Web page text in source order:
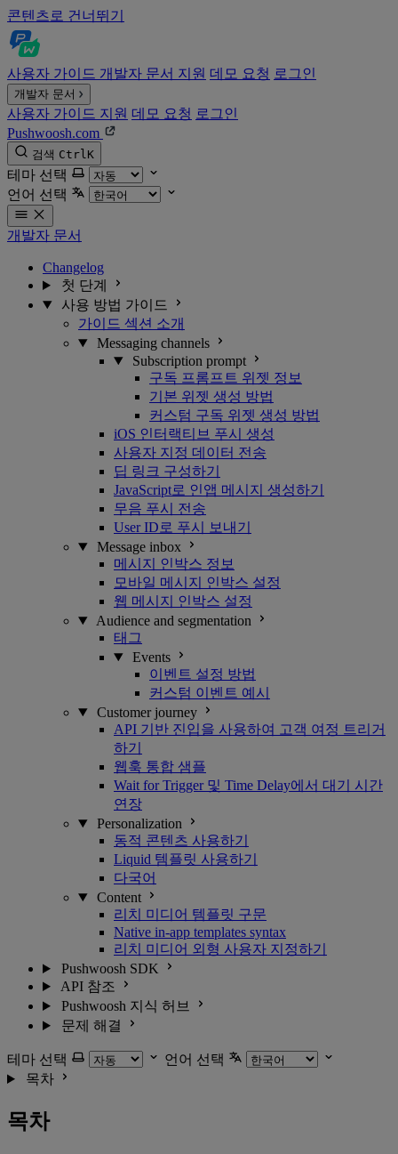
콘텐츠로 건너뛰기
사용자 가이드 개발자 문서 지원 데모 요청 로그인
개발자 문서
사용자 가이드 지원 데모 요청 로그인
Pushwoosh.com
검색 CtrlK
테마 선택
언어 선택
개발자 문서
Changelog
첫 단계
사용 방법 가이드
가이드 섹션 소개
Messaging channels
Subscription prompt
구독 프롬프트 위젯 정보
기본 위젯 생성 방법
커스텀 구독 위젯 생성 방법
iOS 인터랙티브 푸시 생성
사용자 지정 데이터 전송
딥 링크 구성하기
JavaScript로 인앱 메시지 생성하기
무음 푸시 전송
User ID로 푸시 보내기
Message inbox
메시지 인박스 정보
모바일 메시지 인박스 설정
웹 메시지 인박스 설정
Audience and segmentation
태그
Events
이벤트 설정 방법
커스텀 이벤트 예시
Customer journey
API 기반 진입을 사용하여 고객 여정 트리거
하기
웹훅 통합 샘플
Wait for Trigger 및 Time Delay에서 대기 시간
연장
Personalization
동적 콘텐츠 사용하기
Liquid 템플릿 사용하기
다국어
Content
리치 미디어 템플릿 구문
Native in-app templates syntax
리치 미디어 외형 사용자 지정하기
Pushwoosh SDK
API 참조
Pushwoosh 지식 허브
문제 해결
테마 선택
언어 선택
목차
목차